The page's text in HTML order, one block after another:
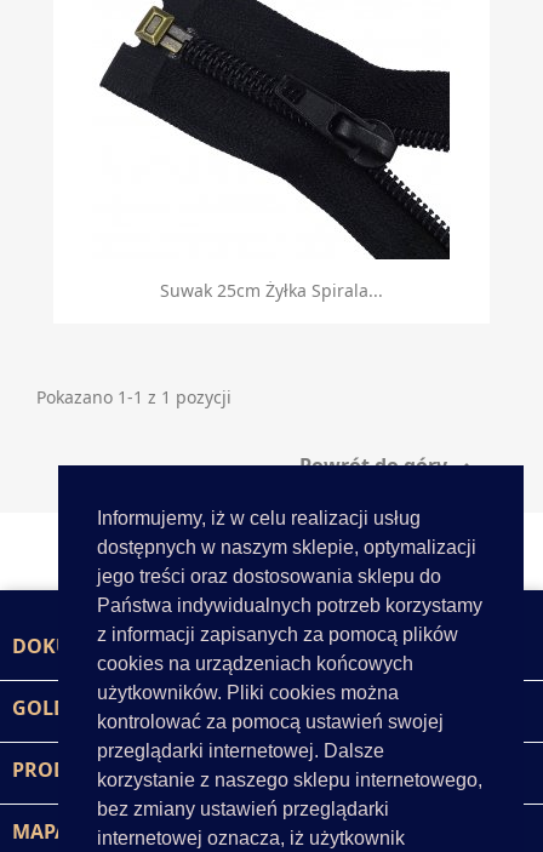
Informujemy, iż w celu realizacji usług
dostępnych w naszym sklepie, optymalizacji
jego treści oraz dostosowania sklepu do
Państwa indywidualnych potrzeb korzystamy
z informacji zapisanych za pomocą plików
cookies na urządzeniach końcowych
użytkowników. Pliki cookies można
kontrolować za pomocą ustawień swojej
przeglądarki internetowej. Dalsze
korzystanie z naszego sklepu internetowego,
bez zmiany ustawień przeglądarki
internetowej oznacza, iż użytkownik
Suwak 25cm Żyłka Spirala...
Pokazano 1-1 z 1 pozycji
Powrót do góry
DOKUMENTY
GOLD-POL
PRODUKTY
MAPA STRONY